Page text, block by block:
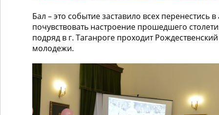
Бал – это событие заставило всех перенестись
почувствовать настроение прошедшего
подряд в г. Таганроге проходит
молодежи.